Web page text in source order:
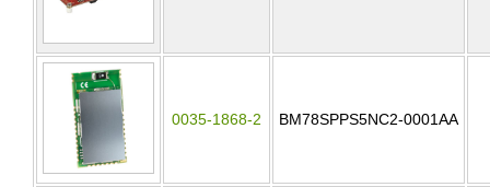
0035-1868-2 BM78SPPS5NC2-0001AA